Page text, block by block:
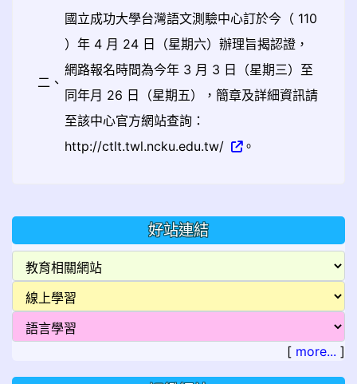
二、
國立成功大學台灣語文測驗中心訂於今（ 110
）年 4 月 24 日（星期六）辦理旨揭認證，
網路報名時間為今年 3 月 3 日（星期三）至
同年月 26 日（星期五），簡章及詳細資訊請
至該中心官方網站查詢：
http://ctlt.twl.ncku.edu.tw/
。
好站連結
[ more... ]